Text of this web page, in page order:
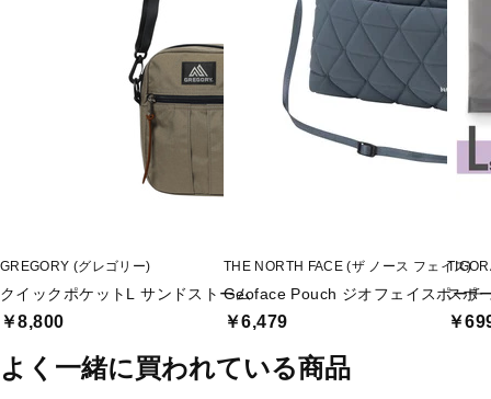
GREGORY (グレゴリー)
クイックポケットL サンドストーム
￥8,800
THE NORTH FACE (ザ ノース フェイス)
Geoface Pouch ジオフェイスポーチ
￥6,479
スポ
￥
よく一緒に買われている商品